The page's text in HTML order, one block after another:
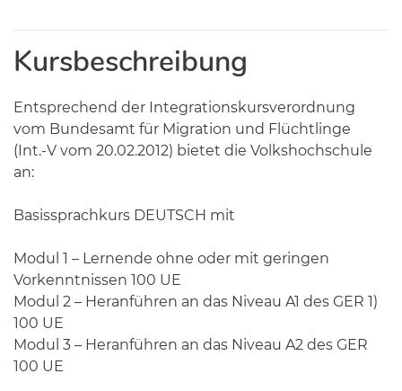
Kursbeschreibung
Entsprechend der Integrationskursverordnung
vom Bundesamt für Migration und Flüchtlinge
(Int.-V vom 20.02.2012) bietet die Volkshochschule
an:
Basissprachkurs DEUTSCH mit
Modul 1 – Lernende ohne oder mit geringen
Vorkenntnissen 100 UE
Modul 2 – Heranführen an das Niveau A1 des GER 1)
100 UE
Modul 3 – Heranführen an das Niveau A2 des GER
100 UE